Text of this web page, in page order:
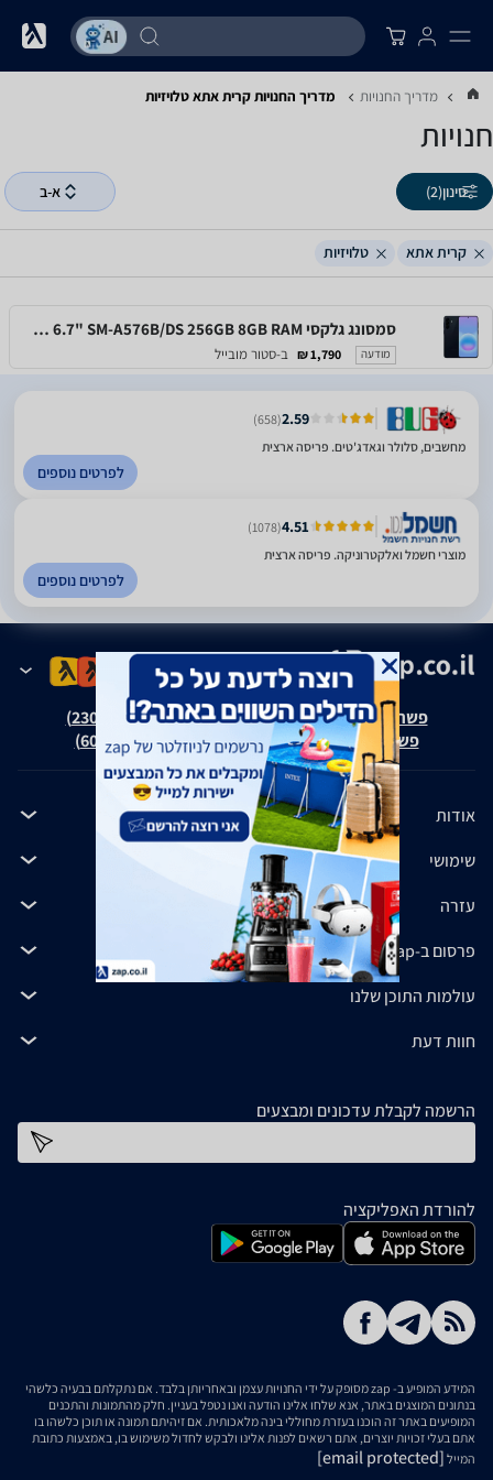
מדריך החנויות מדריך החנויות ‏קרית אתא ‏טלויזיות
חנויות
סינון(2) א-ב
קרית אתא טלויזיות
סמסונג גלקסי Samsung Galaxy A57 5G 6.7" SM-A576B/DS 256GB 8GB RAM
מודעה 1,790 ₪ ב-סטור מובייל
2.59
(658)
מחשבים, סלולר וגאדג'טים. פריסה ארצית
לפרטים נוספים
4.51
(1078)
מוצרי חשמל ואלקטרוניקה. פריסה ארצית
לפרטים נוספים
פשרה בת"צ אבנצ'יק נ' זאפ גרופ (ת"צ 23008-08-20)
פשרה בת"צ כהנים נ' זאפ גרופ (ת"צ 60371-12-19)
אודות
שימושי
עזרה
פרסום ב-zap
עולמות התוכן שלנו
חוות דעת
הרשמה לקבלת עדכונים ומבצעים
להורדת האפליקציה
המידע המופיע ב- zap מסופק על ידי החנויות עצמן ובאחריותן בלבד. אם נתקלתם בבעיה כלשהי
בנתונים המוצגים באתר, אנא שלחו אלינו הודעה ואנו נטפל בעניין. חלק מהתמונות והתכנים
המופיעים באתר זה הוכנו בעזרת מחוללי בינה מלאכותית. אם זיהיתם תמונה או תוכן כלשהו בו
אתם בעלי זכויות יוצרים, אתם רשאים לפנות אלינו ולבקש לחדול משימוש בו, באמצעות כתובת
המייל [email protected]